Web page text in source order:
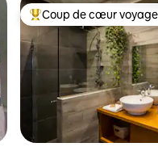
Coups de cœur
Coup de cœur